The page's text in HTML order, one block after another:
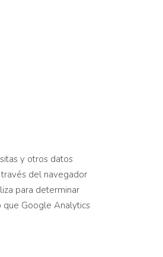
y otros datos
del navegador
para determinar
que Google Analytics